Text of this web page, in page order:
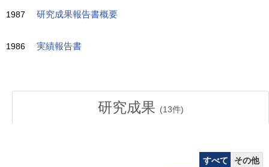
1987 研究成果報告書概要
1986 実績報告書
研究成果 (13件)
すべて
その他